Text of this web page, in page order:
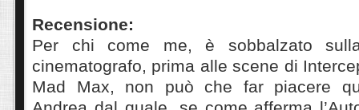
Recensione:
Per chi come me, è sobbalzato
cinematografo, prima alle scene di
Mad Max, non può che far piacere